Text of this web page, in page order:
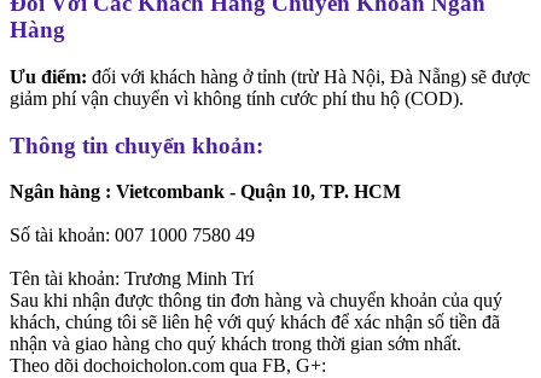
Hàng
Ưu điểm: đối với khách hàng ở tỉnh (trừ Hà Nội, Đà Nẵng) sẽ được
giảm phí vận chuyển vì không tính cước phí thu hộ (COD).
Thông tin chuyển khoản:
Ngân hàng : Vietcombank - Quận 10, TP. HCM
Số tài khoản: 007 1000 7580 49
Tên tài khoản: Trương Minh Trí
Sau khi nhận được thông tin đơn hàng và chuyển khoản của quý
khách, chúng tôi sẽ liên hệ với quý khách để xác nhận số tiền đã
nhận và giao hàng cho quý khách trong thời gian sớm nhất.
Theo dõi dochoicholon.com qua FB, G+: